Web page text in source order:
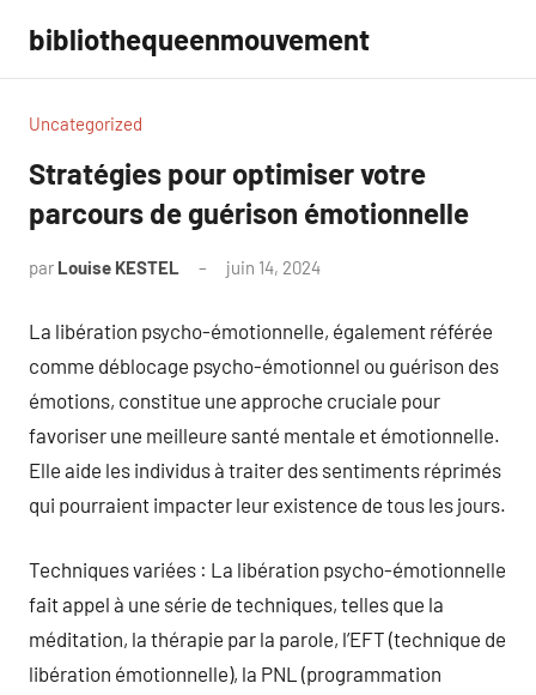
contenu
bibliothequeenmouvement
Uncategorized
Stratégies pour optimiser votre
parcours de guérison émotionnelle
par Louise KESTEL juin 14, 2024
La libération psycho-émotionnelle, également référée
comme déblocage psycho-émotionnel ou guérison des
émotions, constitue une approche cruciale pour
favoriser une meilleure santé mentale et émotionnelle.
Elle aide les individus à traiter des sentiments réprimés
qui pourraient impacter leur existence de tous les jours.
Techniques variées : La libération psycho-émotionnelle
fait appel à une série de techniques, telles que la
méditation, la thérapie par la parole, l’EFT (technique de
libération émotionnelle), la PNL (programmation